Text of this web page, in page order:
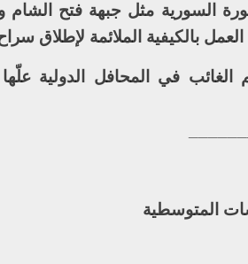
السورية مثل جبهة فتح
العمل بالكيفية الملائمة لإطلاق
الغائب في المحافل الدولية
المتوسطية